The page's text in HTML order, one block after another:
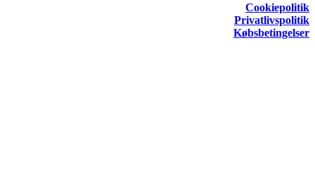
Cookiepolitik
Privatlivspolitik
Købsbetingelser